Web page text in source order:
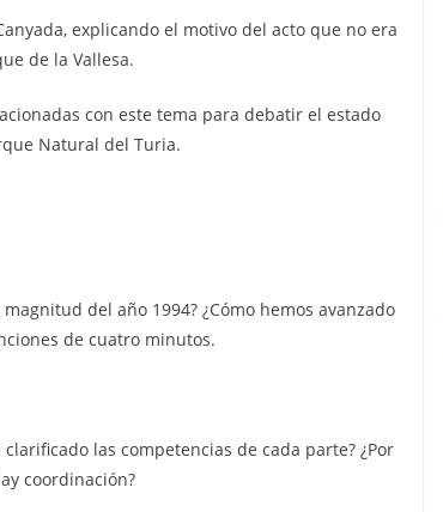
explicando el motivo del acto que no era
de la Vallesa.
con este tema para debatir el estado
Natural del Turia.
del año 1994? ¿Cómo hemos avanzado
de cuatro minutos.
las competencias de cada parte? ¿Por
coordinación?